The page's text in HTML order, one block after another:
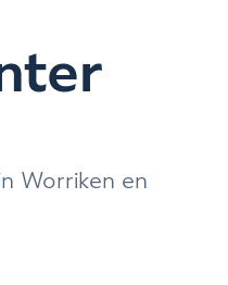
Worriken en